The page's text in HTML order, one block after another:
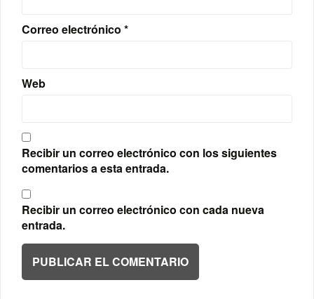
Correo electrónico *
Web
Recibir un correo electrónico con los siguientes
comentarios a esta entrada.
Recibir un correo electrónico con cada nueva
entrada.